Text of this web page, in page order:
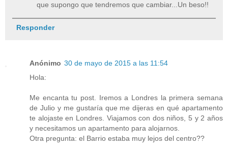
que supongo que tendremos que cambiar...Un beso!!
Responder
Anónimo 30 de mayo de 2015 a las 11:54
Hola:
Me encanta tu post. Iremos a Londres la primera semana
de Julio y me gustaría que me dijeras en qué apartamento
te alojaste en Londres. Viajamos con dos niños, 5 y 2 años
y necesitamos un apartamento para alojarnos.
Otra pregunta: el Barrio estaba muy lejos del centro??